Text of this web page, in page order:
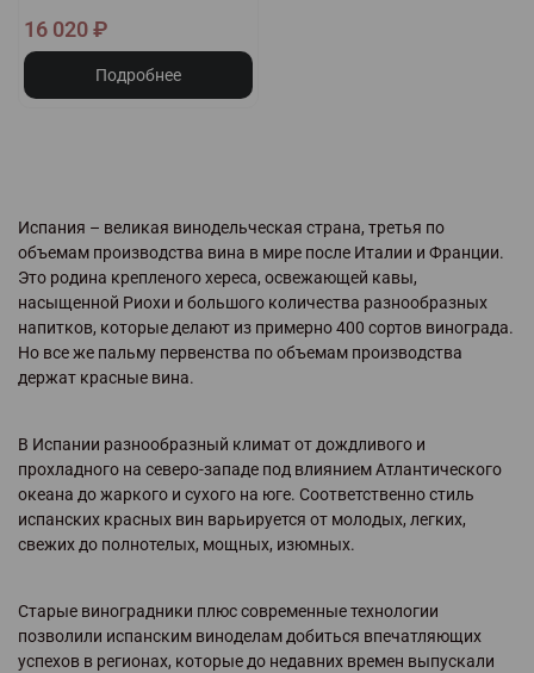
16 020 ₽
Подробнее
Испания – великая винодельческая страна, третья по
объемам производства вина в мире после Италии и Франции.
Это родина крепленого хереса, освежающей кавы,
насыщенной Риохи и большого количества разнообразных
напитков, которые делают из примерно 400 сортов винограда.
Но все же пальму первенства по объемам производства
держат красные вина.
В Испании разнообразный климат от дождливого и
прохладного на северо-западе под влиянием Атлантического
океана до жаркого и сухого на юге. Соответственно стиль
испанских красных вин варьируется от молодых, легких,
свежих до полнотелых, мощных, изюмных.
Старые виноградники плюс современные технологии
позволили испанским виноделам добиться впечатляющих
успехов в регионах, которые до недавних времен выпускали